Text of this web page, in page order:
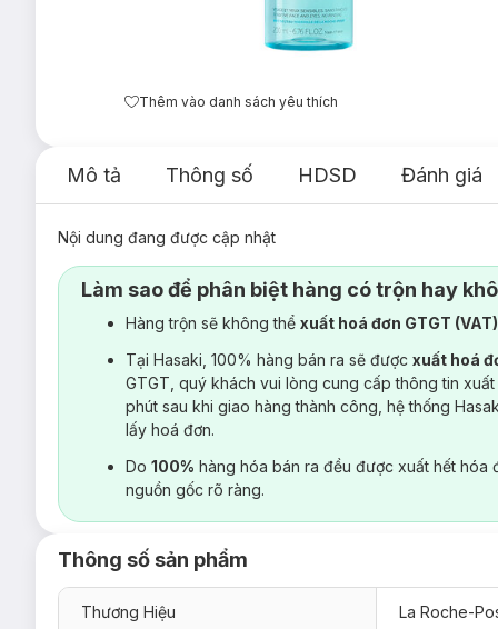
Thêm vào danh sách yêu thích
Mô tả Thông số HDSD Đánh giá
Nội dung đang được cập nhật
Làm sao để phân biệt hàng có trộn hay
Hàng trộn sẽ không thể xuất hoá đơn GTGT
Tại Hasaki, 100% hàng bán ra sẽ được xuất hoá
GTGT, quý khách vui lòng cung cấp thông tin
phút sau khi giao hàng thành công, hệ thống
lấy hoá đơn.
Do 100% hàng hóa bán ra đều được xuất hết hóa
nguồn gốc rõ ràng.
Thông số sản phẩm
Thương Hiệu La Roche-